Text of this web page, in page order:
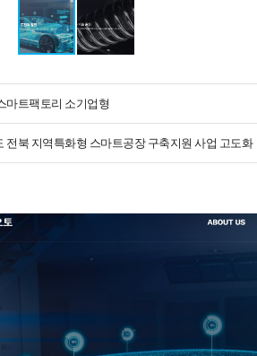
마트팩토리 소기업형
전북 지역특화형 스마트공장 구축지원 사업 고도화